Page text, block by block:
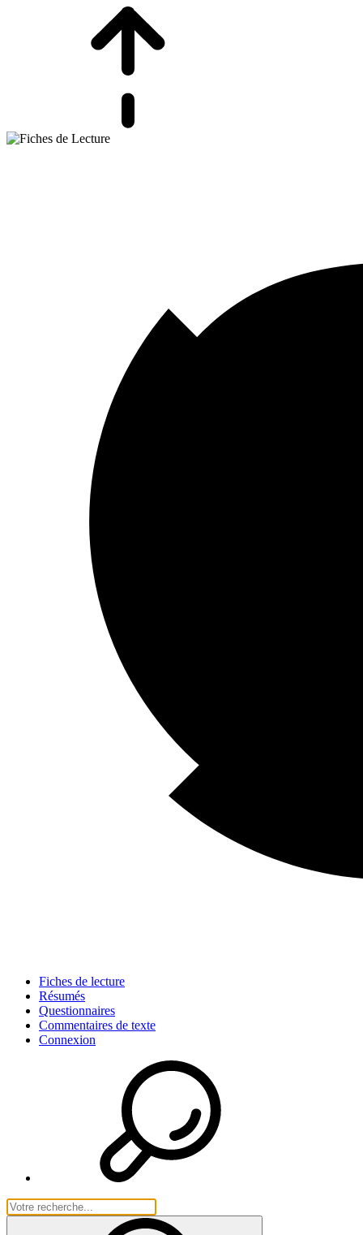
Fiches de lecture
Résumés
Questionnaires
Commentaires de texte
Connexion